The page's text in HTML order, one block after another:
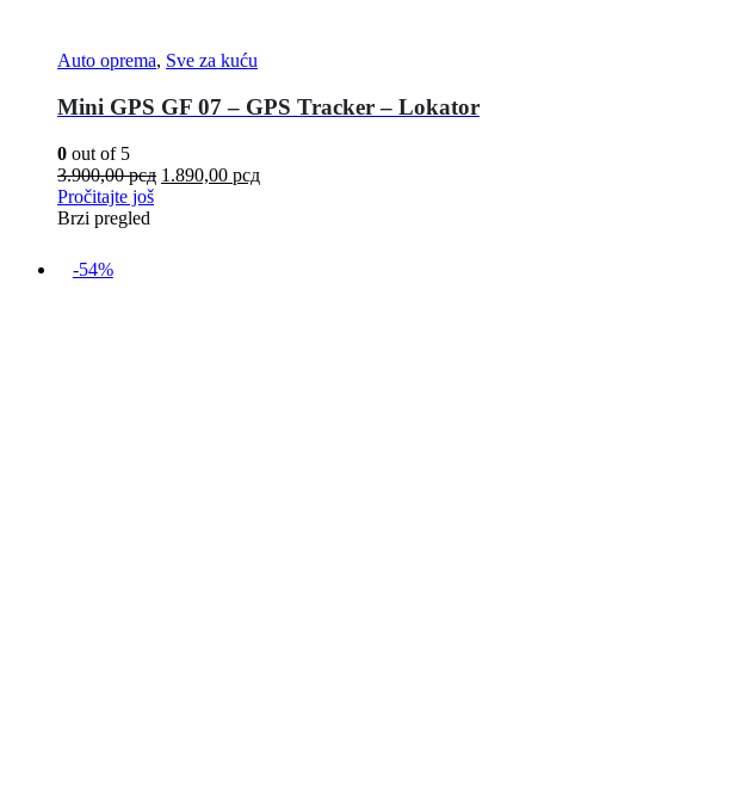
Auto oprema, Sve za kuću
Mini GPS GF 07 – GPS Tracker – Lokator
0 out of 5
3.900,00рсд 1.890,00 рсд
Pročitajte još
Brzi pregled
-54%